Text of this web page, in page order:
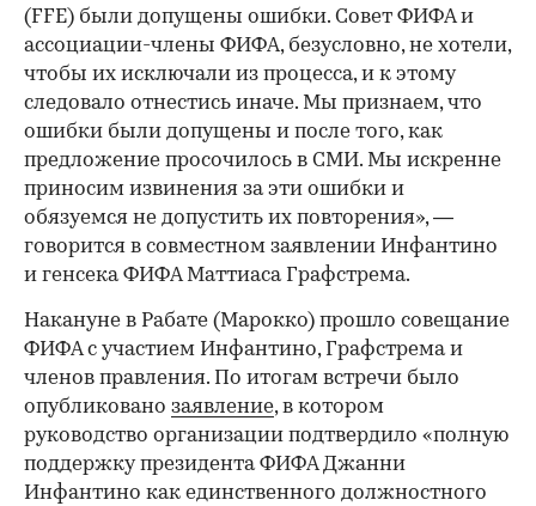
(FFE) были допущены ошибки. Совет ФИФА и
ассоциации-члены ФИФА, безусловно, не хотели,
чтобы их исключали из процесса, и к этому
следовало отнестись иначе. Мы признаем, что
ошибки были допущены и после того, как
предложение просочилось в СМИ. Мы искренне
приносим извинения за эти ошибки и
обязуемся не допустить их повторения», —
говорится в совместном заявлении Инфантино
и генсека ФИФА Маттиаса Графстрема.
Накануне в Рабате (Марокко) прошло совещание
ФИФА с участием Инфантино, Графстрема и
членов правления. По итогам встречи было
опубликовано заявление, в котором
руководство организации подтвердило «полную
поддержку президента ФИФА Джанни
Инфантино как единственного должностного